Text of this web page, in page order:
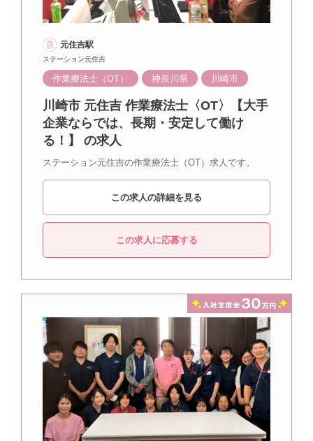
元住吉駅
ステーション元住吉
作業療法士（OT） 神奈川県 川崎市
川崎市 元住吉 作業療法士〈OT〉【大手
企業ならでは、長期・安定して働け
る！】 の求人
ステーション元住吉の作業療法士（OT）求人です。
この求人の詳細を見る
この求人に応募する